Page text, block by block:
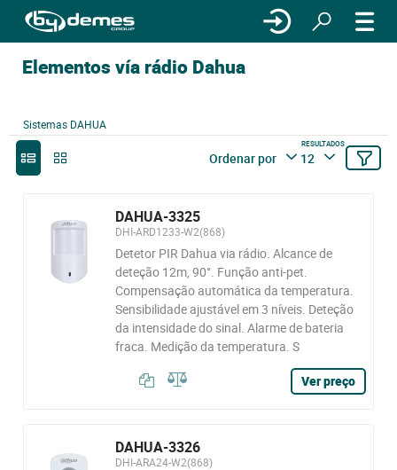
Elementos vía rádio Dahua
Sistemas DAHUA
Ordenar por
RESULTADOS
12
DAHUA-3325
DHI-ARD1233-W2(868)
Detetor PIR Dahua via rádio. Alcance de
deteção 12m, 90°. Função anti-pet.
Compensação automática da temperatura.
Sensibilidade ajustável em 3 níveis. Deteção
da intensidade do sinal. Alarme de bateria
fraca. Medição da temperatura. S
Ver preço
DAHUA-3326
DHI-ARA24-W2(868)